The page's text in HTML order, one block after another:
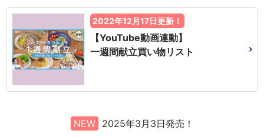
2022年12月17日更新！
【YouTube動画連動】
一週間献立買い物リスト
NEW 2025年3月3日発売！